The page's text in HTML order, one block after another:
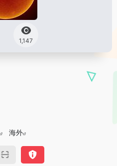
1,147
海外